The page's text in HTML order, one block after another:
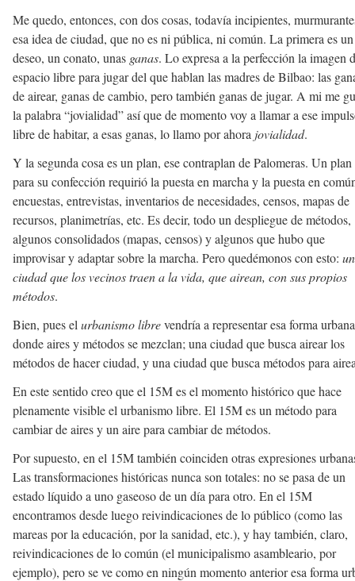
Me quedo, entonces, con dos cosas, todavía incipientes,
esa idea de ciudad, que no es ni pública, ni común. La primera es un
deseo, un conato, unas ganas. Lo expresa a la perfección la imagen
espacio libre para jugar del que hablan las madres de Bilbao: las
de airear, ganas de cambio, pero también ganas de jugar. A mi me
la palabra “jovialidad” así que de momento voy a llamar a ese
libre de habitar, a esas ganas, lo llamo por ahora jovialidad.
Y la segunda cosa es un plan, ese contraplan de Palomeras. Un plan
para su confección requirió la puesta en marcha y la puesta en
encuestas, entrevistas, inventarios de necesidades, censos, mapas de
recursos, planimetrías, etc. Es decir, todo un despliegue de métodos,
algunos consolidados (mapas, censos) y algunos que hubo que
improvisar y adaptar sobre la marcha. Pero quedémonos con esto:
ciudad que los vecinos traen a la vida, que airean, con sus propios
métodos.
Bien, pues el urbanismo librevendría a representar esa forma urbana
donde aires y métodos se mezclan; una ciudad que busca airear los
métodos de hacer ciudad, y una ciudad que busca métodos para
En este sentido creo que el 15M es el momento histórico que hace
plenamente visible el urbanismo libre. El 15M es un método para
cambiar de aires y un aire para cambiar de métodos.
Por supuesto, en el 15M también coinciden otras expresiones
Las transformaciones históricas nunca son totales: no se pasa de un
estado líquido a uno gaseoso de un día para otro. En el 15M
encontramos desde luego reivindicaciones de lo público (como las
mareas por la educación, por la sanidad, etc.), y hay también, claro,
reivindicaciones de lo común (el municipalismo asambleario, por
ejemplo), pero se ve como en ningún momento anterior esa forma